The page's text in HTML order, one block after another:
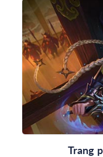
Trang